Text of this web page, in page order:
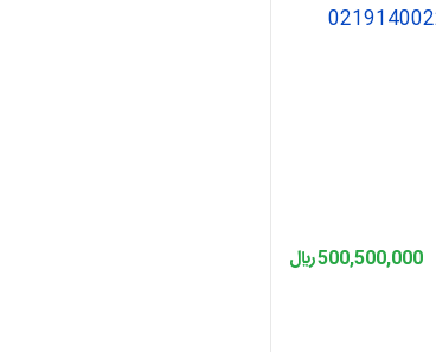
500,500,000 ﷼